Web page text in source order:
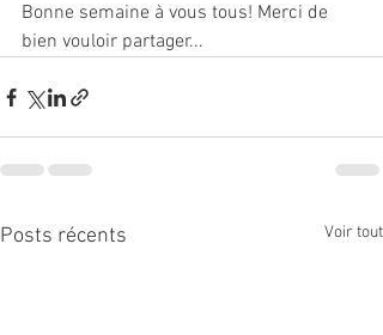
Bonne semaine à vous tous! Merci de
bien vouloir partager...
Posts récents Voir tout